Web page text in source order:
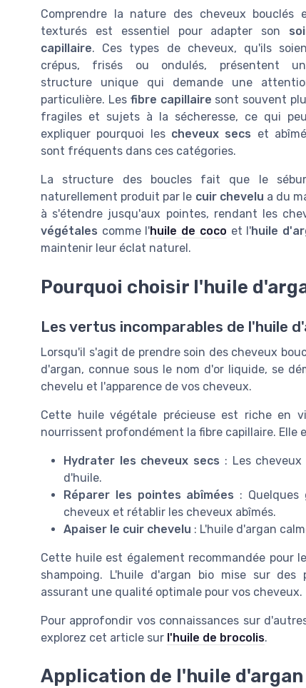
Comprendre la nature des cheveux bouclés
texturés est essentiel pour adapter son
capillaire. Ces types de cheveux, qu'ils
crépus, frisés ou ondulés, présentent
structure unique qui demande une
particulière. Les fibre capillaire sont souvent
fragiles et sujets à la sécheresse, ce qui
expliquer pourquoi les cheveux secs et
sont fréquents dans ces catégories.
La structure des boucles fait que le
naturellement produit par le cuir chevelu a du
à s'étendre jusqu'aux pointes, rendant les
végétales comme l'huile de coco et l'huile
maintenir leur éclat naturel.
Pourquoi choisir l'huile
Les vertus incomparables de l'huile
Lorsqu'il s'agit de prendre soin des cheveux
d'argan, connue sous le nom d'or liquide, se
chevelu et l'apparence de vos cheveux.
Cette huile végétale précieuse est riche en
nourrissent profondément la fibre capillaire. Elle
Hydrater les cheveux secs : Les
d'huile.
Réparer les pointes abîmées : Quelques
cheveux et rétablir les cheveux abîmés.
Apaiser le cuir chevelu : L'huile d'argan
Cette huile est également recommandée pour
shampoing. L'huile d'argan biomise sur des
assurant une qualité optimale pour vos cheveux.
Pour approfondir vos connaissances sur
explorez cet article sur l'huile de brocolis.
Application de l'huile